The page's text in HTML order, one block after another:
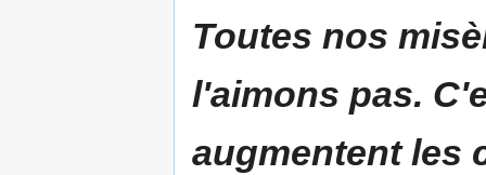
Toutes nos
l'aimons pas.
augmentent les